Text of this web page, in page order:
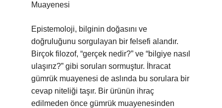
Muayenesi
Epistemoloji, bilginin doğasını ve
doğruluğunu sorgulayan bir felsefi alandır.
Birçok filozof, “gerçek nedir?” ve “bilgiye nasıl
ulaşırız?” gibi soruları sormuştur. İhracat
gümrük muayenesi de aslında bu sorulara bir
cevap niteliği taşır. Bir ürünün ihraç
edilmeden önce gümrük muayenesinden